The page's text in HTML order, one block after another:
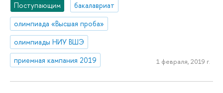
Поступающим
бакалавриат
олимпиада «Высшая проба»
олимпиады НИУ ВШЭ
приемная кампания 2019
1 февраля, 2019 г.